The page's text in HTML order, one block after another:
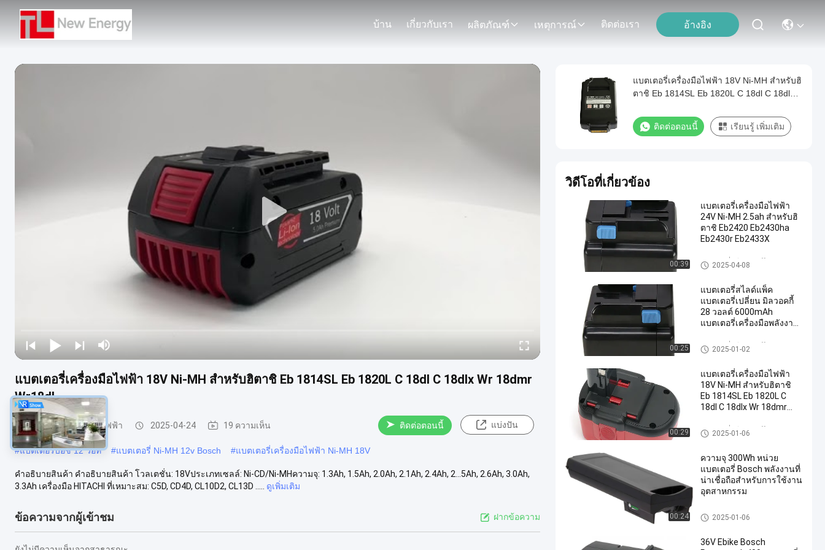
บ้าน เกี่ยวกับเรา ผลิตภัณฑ์ เหตุการณ์ ติดต่อเรา อ้างอิง
แบตเตอรี่เครื่องมือไฟฟ้า 18V Ni-MH สําหรับฮิตาชิ Eb 1814SL Eb 1820L C 18dl C 18dlx Wr 18dmr
Wr18dl
แบตเตอรี่ลิธีอุปกรณ์ไฟฟ้า 2025-04-24 19 ความเห็น ติดต่อตอนนี้ แบ่งปัน
#แบตเตอรี่บอช 12 วอท #แบตเตอรี่ Ni-MH 12v Bosch #แบตเตอรี่เครื่องมือไฟฟ้า Ni-MH 18V
คําอธิบายสินค้า คําอธิบายสินค้า โวลเตชั่น: 18Vประเภทเซลล์: Ni-CD/Ni-MHความจุ: 1.3Ah, 1.5Ah, 2.0Ah, 2.1Ah, 2.4Ah, 2...5Ah, 2.6Ah, 3.0Ah,
3.3Ah เครื่องมือ HITACHI ที่เหมาะสม: C5D, CD4D, CL10D2, CL13D .....
ดูเพิ่มเติม
ข้อความจากผู้เข้าชม ฝากข้อความ
แบตเตอรี่เครื่องมือไฟฟ้า 18V Ni-MH สําหรับฮิ
ตาชิ Eb 1814SL Eb 1820L C 18dl C 18dlx
ติดต่อตอนนี้ เรียนรู้ เพิ่มเติม
วิดีโอที่เกี่ยวข้อง
00:39
แบตเตอรี่เครื่องมือไฟฟ้า
24V Ni-MH 2.5ah สําหรับฮิ
ตาชิ Eb2420 Eb2430ha
Eb2430r Eb2433X
แบตเตอรี่ลิธีอุปกรณ์ไฟฟ้า
2025-04-08
00:25
แบตเตอรี่สไลด์แพ็ค
แบตเตอรี่เปลี่ยน มิลวอคกี้
28 วอลต์ 6000mAh
แบตเตอรี่เครื่องมือพลังงาน
แบตเตอรี่ลิธีอุปกรณ์ไฟฟ้า
2025-01-02
00:29
แบตเตอรี่เครื่องมือไฟฟ้า
18V Ni-MH สําหรับฮิตาชิ
Eb 1814SL Eb 1820L C
18dl C 18dlx Wr 18dmr
แบตเตอรี่ลิธีอุปกรณ์ไฟฟ้า
2025-01-06
00:24
ความจุ 300Wh หน่วย
แบตเตอรี่ Bosch พลังงานที่
น่าเชื่อถือสําหรับการใช้งาน
อุตสาหกรรม
Bosch Powerpack 300 แบตเตอ
รี่
2025-01-06
36V Ebike Bosch